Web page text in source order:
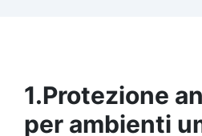
1.Protezione
per ambienti